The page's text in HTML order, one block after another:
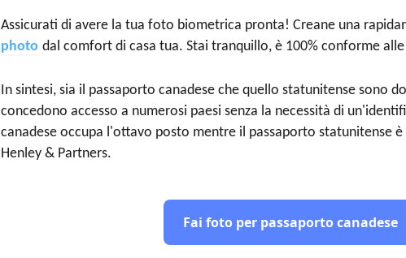
Assicurati di avere la tua foto biometrica pronta! Creane una
photo dal comfort di casa tua. Stai tranquillo, è 100% conforme
In sintesi, sia il passaporto canadese che quello statunitense sono
concedono accesso a numerosi paesi senza la necessità di
canadese occupa l'ottavo posto mentre il passaporto statunitense
Henley & Partners.
Fai foto per passaporto canadese